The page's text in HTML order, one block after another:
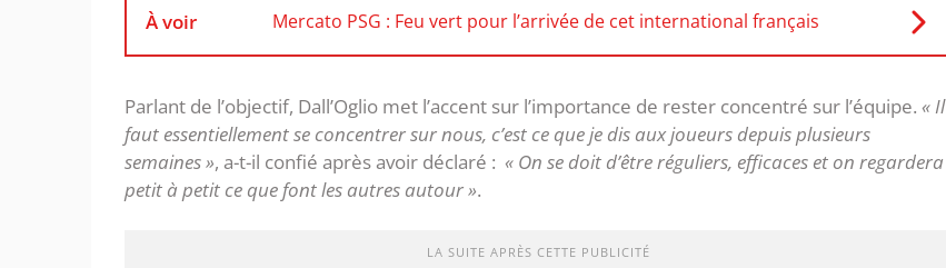
À voir Mercato PSG : Feu vert pour l’arrivée de cet international français
Parlant de l’objectif, Dall’Oglio met l’accent sur l’importance de rester concentré sur l’équipe. « Il
faut essentiellement se concentrer sur nous, c’est ce que je dis aux joueurs depuis plusieurs
semaines », a-t-il confié après avoir déclaré : « On se doit d’être réguliers, efficaces et on regardera
petit à petit ce que font les autres autour ».
LA SUITE APRÈS CETTE PUBLICITÉ